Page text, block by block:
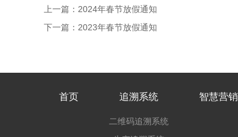
上一篇：2024年春节放假通知
下一篇：2023年春节放假通知
首页 追溯系统
二维码追溯系统
智慧营销